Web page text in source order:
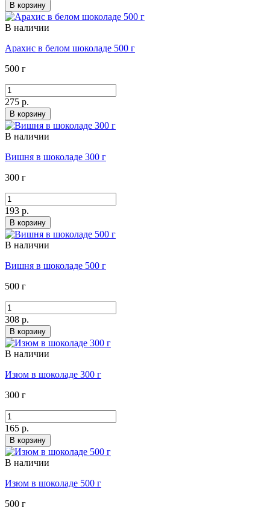
В корзину
В наличии
Арахис в белом шоколаде 500 г
500 г
275 р.
В корзину
В наличии
Вишня в шоколаде 300 г
300 г
193 р.
В корзину
В наличии
Вишня в шоколаде 500 г
500 г
308 р.
В корзину
В наличии
Изюм в шоколаде 300 г
300 г
165 р.
В корзину
В наличии
Изюм в шоколаде 500 г
500 г